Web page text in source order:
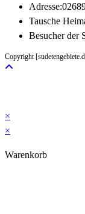
Adresse:
Tausche
Besucher der
Copyright
×
×
Warenkorb